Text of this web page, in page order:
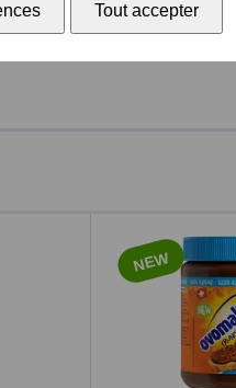
NEW
Tout accepter